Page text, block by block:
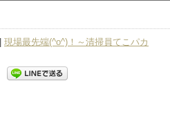
現場最先端(^o^)！～清掃員てこパカ